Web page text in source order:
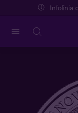
Infolinia